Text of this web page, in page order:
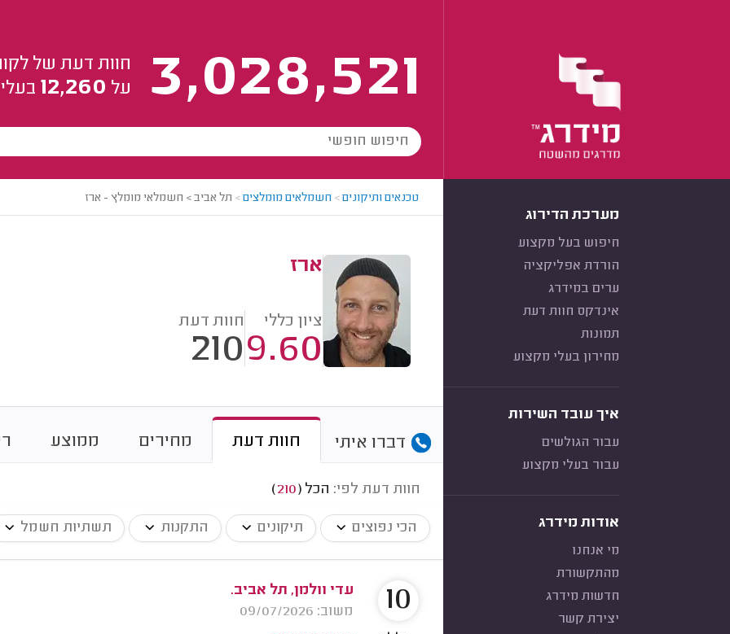
3,028,521
חוות דעת של
על 12,260
מערכת הדירוג
חיפוש בעל מקצוע
הורדת אפליקציה
ערים במידרג
אינדקס חוות דעת
תמונות
מחירון בעלי מקצוע
איך עובד השירות
עבור הגולשים
עבור בעלי מקצוע
אודות מידרג
מי אנחנו
מהתקשורת
חדשות מידרג
יצירת קשר
טכנאים ותיקונים> חשמלאים מומלצים> תל אביב > חשמלאי מומלץ - ארז
ארז
ציון כללי
9.60
חוות דעת
210
דברו איתי חוות דעת מחירים ממוצע
חוות דעת לפי: הכל (
210
)
הכי נפוצים תיקונים התקנות תשתיות חשמל
עדי וולמן, תל אביב.
משוב: 09/07/2026
10